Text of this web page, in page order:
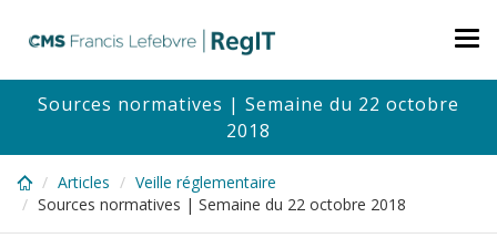
content
Sources normatives | Semaine du 22 octobre
2018
Articles
Veille réglementaire
Sources normatives | Semaine du 22 octobre 2018